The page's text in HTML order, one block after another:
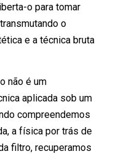
o para tomar
o
e a técnica bruta
não é um
aplicada sob um
compreendemos
a física por trás de
filtro, recuperamos